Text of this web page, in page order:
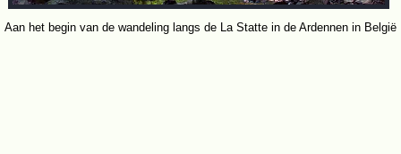
Aan het begin van de wandeling langs de La Statte in de Ardennen in België